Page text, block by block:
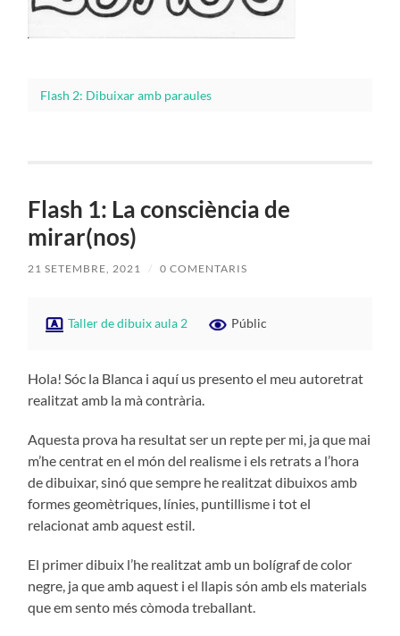
Flash 2: Dibuixar amb paraules
Flash 1: La consciència de
mirar(nos)
21 SETEMBRE, 2021 / 0 COMENTARIS
Taller de dibuix aula 2 Públic
Hola! Sóc la Blanca i aquí us presento el meu autoretrat
realitzat amb la mà contrària.
Aquesta prova ha resultat ser un repte per mi, ja que mai
m’he centrat en el món del realisme i els retrats a l’hora
de dibuixar, sinó que sempre he realitzat dibuixos amb
formes geomètriques, línies, puntillisme i tot el
relacionat amb aquest estil.
El primer dibuix l’he realitzat amb un bolígraf de color
negre, ja que amb aquest i el llapis són amb els materials
que em sento més còmoda treballant.